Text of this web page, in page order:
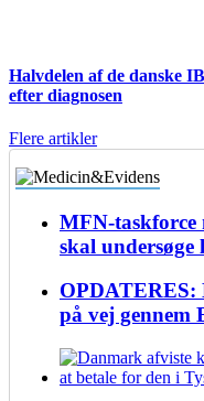
Halvdelen af de danske
efter diagnosen
Flere artikler
MFN-taskforce
skal
OPDATERES:
på vej gennem